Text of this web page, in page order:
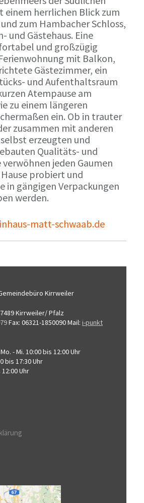
einem herrlichen Blick zum
zum Hambacher Schloss,
und Gästehaus. Eine
und großzügig
mit Balkon,
Gästezimmer, ein
und Aufenthaltsraum
Atempause am
zu einem längeren
ein. Ob in trauter
zusammen mit anderen
erzeugten und
Qualitäts- und
jeden Gaumen
probiert und
in gängigen Verpackungen
werden.
matt-schwaab.de
Kirrweiler
Kirrweiler/ Pfalz
Fax: 06321-1850090Mail: i-punkt
Mo. - Mi. 10:00 bis 12:00 Uhr
bis 17:30 Uhr
Uhr